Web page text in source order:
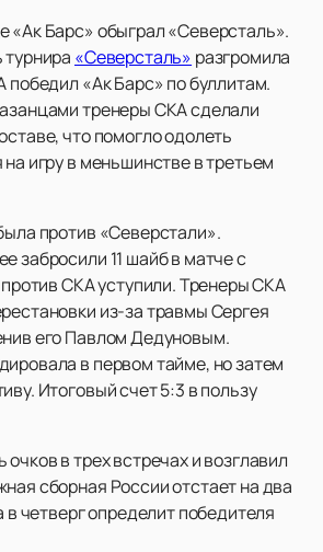
«Ак Барс» обыграл «Северсталь».
«Северсталь» разгромила
победил «Ак Барс» по буллитам.
тренеры СКА сделали
что помогло одолеть
игру в меньшинстве в третьем
против «Северстали».
забросили 11 шайб в матче с
СКА уступили. Тренеры СКА
из-за травмы Сергея
его Павлом Дедуновым.
в первом тайме, но затем
Итоговый счет 5:3 в пользу
в трех встречах и возглавил
сборная России отстает на два
в четверг определит победителя